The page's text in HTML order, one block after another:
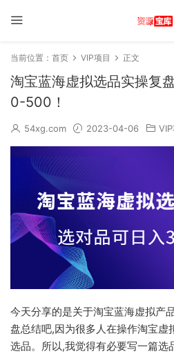
当前位置： 首页 VIP项目 正文
淘宝蓝海虚拟选品实操复
0-500！
54xg.com 2023-04-06
今天分享的是关于淘宝蓝海虚拟产
盘总结吧,因为很多人在操作淘宝虚
选品。所以,我觉得有必要写一篇选